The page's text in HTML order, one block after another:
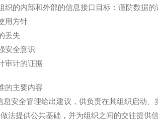
织的内部和外部的信息接口目标：谨防数据
用方针
丢失
安全意识
审计的证据
的主要内容
息安全管理给出建议，供负责在其组织启动
法提供公共基础，并为组织之间的交往提供